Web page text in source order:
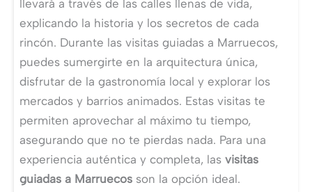
llevará a través de las calles llenas de vida,
explicando la historia y los secretos de cada
rincón. Durante las visitas guiadas a Marruecos,
puedes sumergirte en la arquitectura única,
disfrutar de la gastronomía local y explorar los
mercados y barrios animados. Estas visitas te
permiten aprovechar al máximo tu tiempo,
asegurando que no te pierdas nada. Para una
experiencia auténtica y completa, las visitas
guiadas a Marruecosson la opción ideal.